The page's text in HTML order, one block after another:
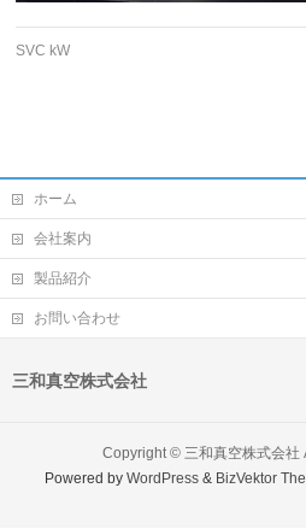
SVC kW
ホーム
会社案内
製品紹介
お問い合わせ
三和真空株式会社
Copyright © 三和真空株式会社
Powered byWordPress & BizVektor